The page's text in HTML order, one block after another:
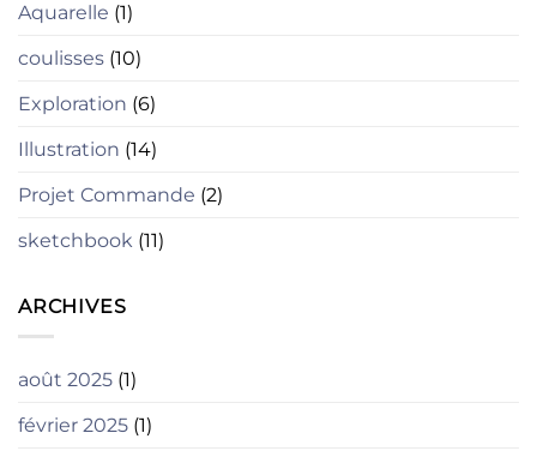
Aquarelle (1)
coulisses (10)
Exploration (6)
Illustration (14)
Projet Commande (2)
sketchbook (11)
ARCHIVES
août 2025 (1)
février 2025 (1)